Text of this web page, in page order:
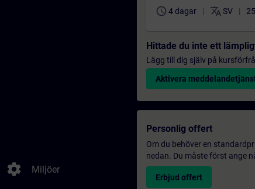
settings Miljöer
schedule 4 dagar translate SV
Hittade du inte ett
Lägg till dig själv på
Aktivera
Personlig offert
Om du behöver en
nedan. Du måste först ange
Erbjud offert